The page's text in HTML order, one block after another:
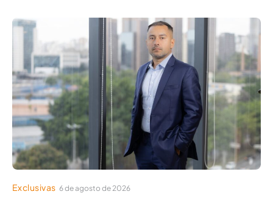
Exclusivas 6 de agosto de 2026